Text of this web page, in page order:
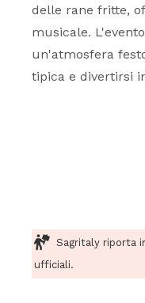
delle rane fritte,
musicale.
un'atmosfera
tipica e divertirsi
Sagritaly riporta
ufficiali.